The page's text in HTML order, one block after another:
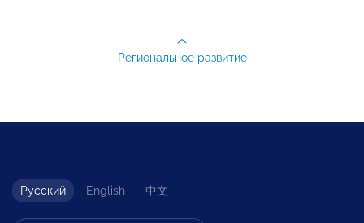
Региональное развитие
Русский English 中文